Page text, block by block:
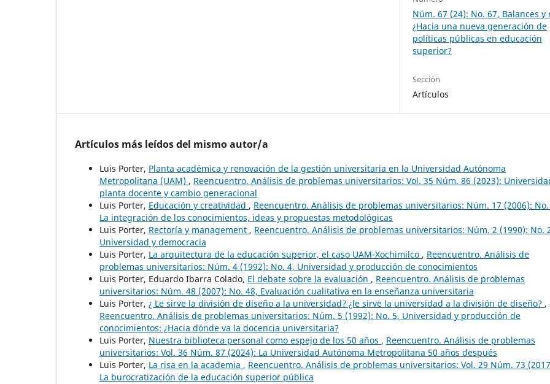
Núm. 67 (24): No. 67, Balances y
¿Hacia una nueva generación de
políticas públicas en educación
superior?
Sección
Artículos
Artículos más leídos del mismo autor/a
Luis Porter, Planta académica y renovación de la gestión universitaria en la Universidad Autónoma
Metropolitana (UAM) , Reencuentro. Análisis de problemas universitarios: Vol. 35 Núm. 86 (2023):
planta docente y cambio generacional
Luis Porter, Educación y creatividad , Reencuentro. Análisis de problemas universitarios: Núm. 17 (2006): No.
La integración de los conocimientos, ideas y propuestas metodológicas
Luis Porter, Rectoría y management , Reencuentro. Análisis de problemas universitarios: Núm. 2 (1990): No.
Universidad y democracia
Luis Porter, La arquitectura de la educación superior, el caso UAM-Xochimilco , Reencuentro. Análisis de
problemas universitarios: Núm. 4 (1992): No. 4, Universidad y producción de conocimientos
Luis Porter, Eduardo Ibarra Colado, El debate sobre la evaluación , Reencuentro. Análisis de problemas
universitarios: Núm. 48 (2007): No. 48, Evaluación cualitativa en la enseñanza universitaria
Luis Porter, ¿ Le sirve la división de diseño a la universidad? ¿le sirve la universidad a la división de diseño? ,
Reencuentro. Análisis de problemas universitarios: Núm. 5 (1992): No. 5, Universidad y producción de
conocimientos: ¿Hacia dónde va la docencia universitaria?
Luis Porter, Nuestra biblioteca personal como espejo de los 50 años , Reencuentro. Análisis de problemas
universitarios: Vol. 36 Núm. 87 (2024): La Universidad Autónoma Metropolitana 50 años después
Luis Porter, La risa en la academia , Reencuentro. Análisis de problemas universitarios: Vol. 29 Núm. 73
La burocratización de la educación superior pública